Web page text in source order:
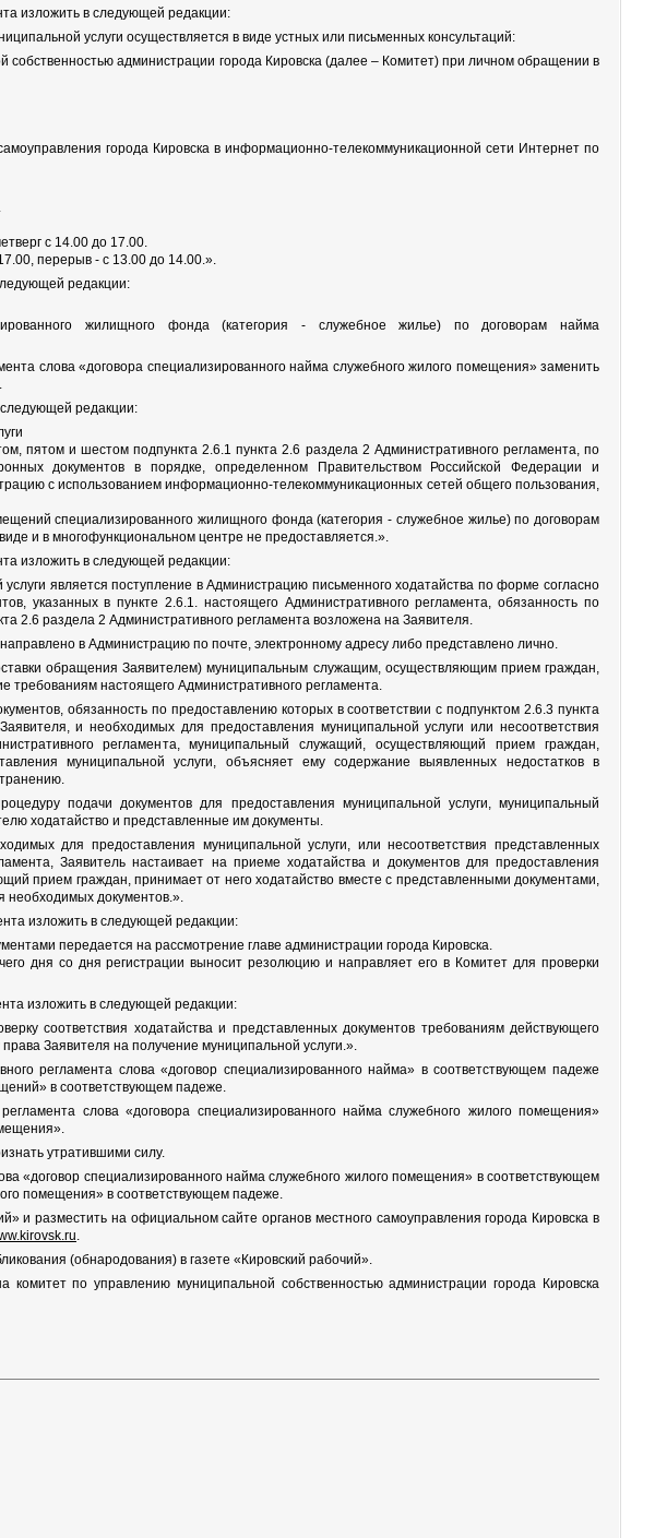
изложить в следующей редакции:
услуги осуществляется в виде устных или письменных консультаций:
собственностью администрации города Кировска (далее – Комитет) при личном обращении в
города Кировска в информационно-телекоммуникационной сети Интернет по
с 14.00 до 17.00.
перерыв - с 13.00 до 14.00.».
редакции:
жилищного фонда (категория - служебное жилье) по договорам найма
слова «договора специализированного найма служебного жилого помещения» заменить
редакции:
пятом и шестом подпункта 2.6.1 пункта 2.6 раздела 2 Административного регламента, по
документов в порядке, определенном Правительством Российской Федерации и
с использованием информационно-телекоммуникационных сетей общего пользования,
специализированного жилищного фонда (категория - служебное жилье) по договорам
и в многофункциональном центре не предоставляется.».
изложить в следующей редакции:
является поступление в Администрацию письменного ходатайства по форме согласно
указанных в пункте 2.6.1. настоящего Административного регламента, обязанность по
2.6 раздела 2 Административного регламента возложена на Заявителя.
в Администрацию по почте, электронному адресу либо представлено лично.
обращения Заявителем) муниципальным служащим, осуществляющим прием граждан,
требованиям настоящего Административного регламента.
обязанность по предоставлению которых в соответствии с подпунктом 2.6.3 пункта
и необходимых для предоставления муниципальной услуги или несоответствия
регламента, муниципальный служащий, осуществляющий прием граждан,
муниципальной услуги, объясняет ему содержание выявленных недостатков в
подачи документов для предоставления муниципальной услуги, муниципальный
ходатайство и представленные им документы.
для предоставления муниципальной услуги, или несоответствия представленных
Заявитель настаивает на приеме ходатайства и документов для предоставления
прием граждан, принимает от него ходатайство вместе с представленными документами,
необходимых документов.».
изложить в следующей редакции:
передается на рассмотрение главе администрации города Кировска.
дня со дня регистрации выносит резолюцию и направляет его в Комитет для проверки
изложить в следующей редакции:
соответствия ходатайства и представленных документов требованиям действующего
Заявителя на получение муниципальной услуги.».
регламента слова «договор специализированного найма» в соответствующем падеже
в соответствующем падеже.
слова «договора специализированного найма служебного жилого помещения»
утратившими силу.
«договор специализированного найма служебного жилого помещения» в соответствующем
помещения» в соответствующем падеже.
и разместить на официальном сайте органов местного самоуправления города Кировска в
.
(обнародования) в газете «Кировский рабочий».
комитет по управлению муниципальной собственностью администрации города Кировска